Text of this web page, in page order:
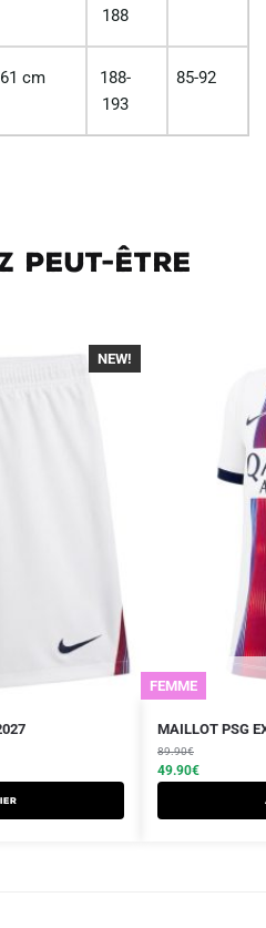
188
61 cm
188-
193
85-92
peut-être
NEW!
FEMME
MAILLOT PSG
89.90€
Le
prix
initial
était :
49.90€
Le
prix
actuel
est :
Ce
produit
a